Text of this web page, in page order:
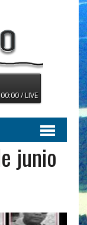
Orinoco -
00:00 / LIVE
junio